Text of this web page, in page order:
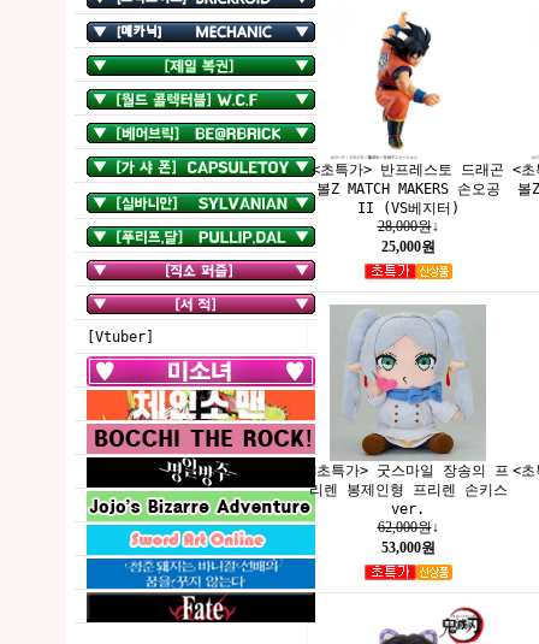
[Vtuber]
<초특가> 반프레스토 드래곤
볼Z MATCH MAKERS 손오공
II (VS베지터)
28,000원↓
25,000원
<
볼
<초특가> 굿스마일 장송의 프
리렌 봉제인형 프리렌 손키스
ver.
62,000원↓
53,000원
<